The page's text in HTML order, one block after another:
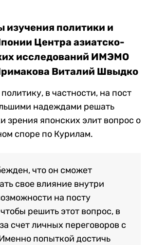
изучения политики и
Центра азиатско-
исследований ИМЭМО
Виталий Швыдко
в частности, на пост
надеждами решать
зрения японских элит вопрос о
споре по Курилам.
что он сможет
свое влияние внутри
на посту
решить этот вопрос, в
счет личных переговоров с
попыткой достичь